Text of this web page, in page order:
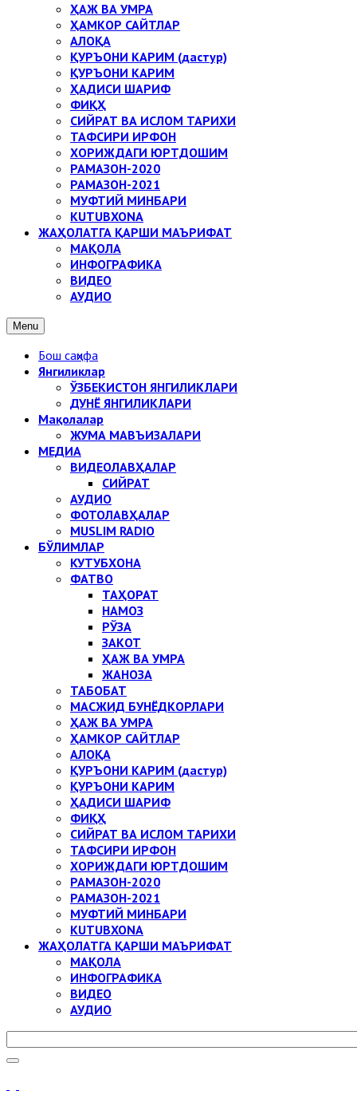
ҲАЖ ВА УМРА
ҲАМКОР САЙТЛАР
АЛОҚА
ҚУРЪОНИ КАРИМ (дастур)
ҚУРЪОНИ КАРИМ
ҲАДИСИ ШАРИФ
ФИҚҲ
СИЙРАТ ВА ИСЛОМ ТАРИХИ
ТАФСИРИ ИРФОН
ХОРИЖДАГИ ЮРТДОШИМ
РАМАЗОН-2020
РАМАЗОН-2021
МУФТИЙ МИНБАРИ
KUTUBXONA
ЖАҲОЛАТГА ҚАРШИ МАЪРИФАТ
МАҚОЛА
ИНФОГРАФИКА
ВИДЕО
АУДИО
Menu
Бош саҳифа
Янгиликлар
ЎЗБЕКИСТОН ЯНГИЛИКЛАРИ
ДУНЁ ЯНГИЛИКЛАРИ
Мақолалар
ЖУМА МАВЪИЗАЛАРИ
МЕДИА
ВИДЕОЛАВҲАЛАР
СИЙРАТ
АУДИО
ФОТОЛАВҲАЛАР
MUSLIM RADIO
БЎЛИМЛАР
КУТУБХОНА
ФАТВО
ТАҲОРАТ
НАМОЗ
РЎЗА
ЗАКОТ
ҲАЖ ВА УМРА
ЖАНОЗА
ТАБОБАТ
МАСЖИД БУНЁДКОРЛАРИ
ҲАЖ ВА УМРА
ҲАМКОР САЙТЛАР
АЛОҚА
ҚУРЪОНИ КАРИМ (дастур)
ҚУРЪОНИ КАРИМ
ҲАДИСИ ШАРИФ
ФИҚҲ
СИЙРАТ ВА ИСЛОМ ТАРИХИ
ТАФСИРИ ИРФОН
ХОРИЖДАГИ ЮРТДОШИМ
РАМАЗОН-2020
РАМАЗОН-2021
МУФТИЙ МИНБАРИ
KUTUBXONA
ЖАҲОЛАТГА ҚАРШИ МАЪРИФАТ
МАҚОЛА
ИНФОГРАФИКА
ВИДЕО
АУДИО